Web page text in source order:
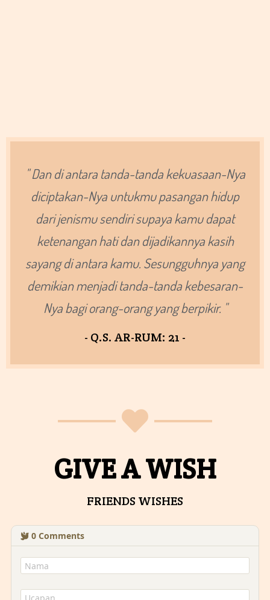
" Dan di antara tanda-tanda kekuasaan-Nya
diciptakan-Nya untukmu pasangan hidup
dari jenismu sendiri supaya kamu dapat
ketenangan hati dan dijadikannya kasih
sayang di antara kamu. Sesungguhnya yang
demikian menjadi tanda-tanda kebesaran-
Nya bagi orang-orang yang berpikir. "
- Q.S. AR-RUM: 21 -
GIVE A WISH
FRIENDS WISHES
0 Comments